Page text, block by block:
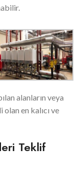
alanların veya
olan en kalıcı ve
Teklif